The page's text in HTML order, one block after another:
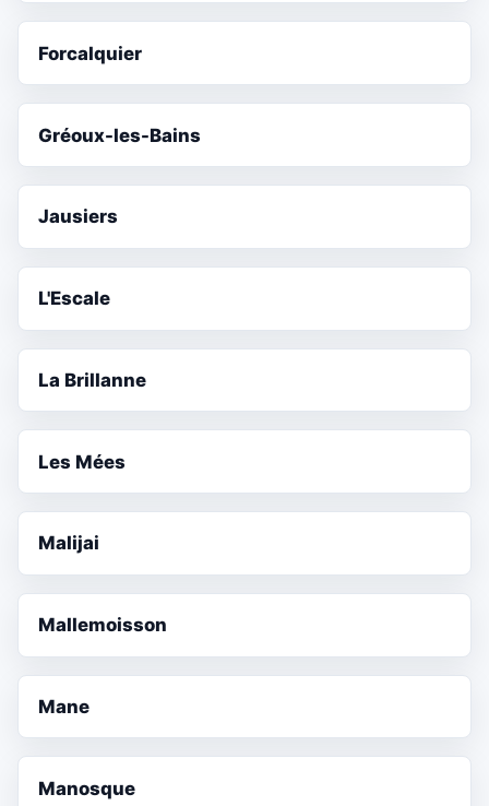
Forcalquier
Gréoux-les-Bains
Jausiers
L'Escale
La Brillanne
Les Mées
Malijai
Mallemoisson
Mane
Manosque